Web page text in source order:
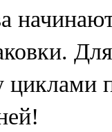
циклами